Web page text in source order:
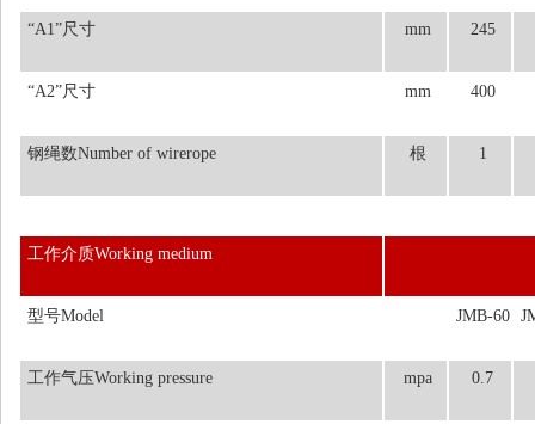
“A1”尺寸 mm 245
“A2”尺寸 mm 400
钢绳数Number of wirerope 根 1
工作介质Working medium
型号Model JMB-60
工作气压Working pressure mpa 0.7